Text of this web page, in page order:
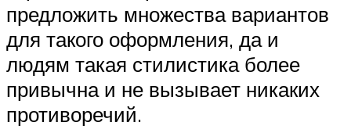
предложить множества вариантов
для такого оформления, да и
людям такая стилистика более
привычна и не вызывает никаких
противоречий.